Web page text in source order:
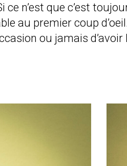
ce n’est que c’est
au premier coup
ou jamais